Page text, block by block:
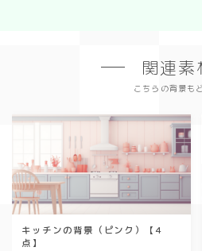
関連素
こちらの背景も
キッチンの背景（ピンク）【4
点】